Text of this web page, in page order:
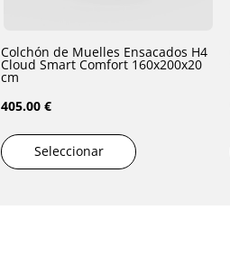
Colchón de Muelles Ensacados H4
Cloud Smart Comfort 160x200x20
cm
405.00 €
Seleccionar